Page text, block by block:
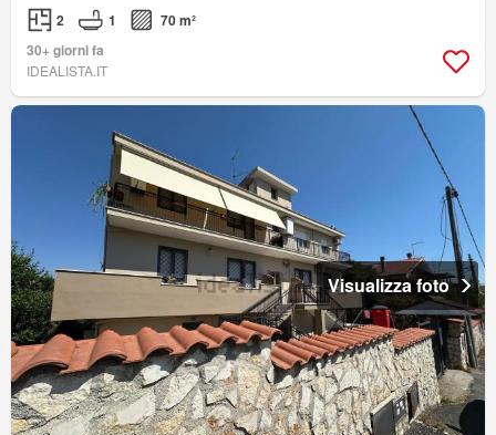
2 1
70 m²
30+ giorni fa
IDEALISTA.IT
Visualizza foto